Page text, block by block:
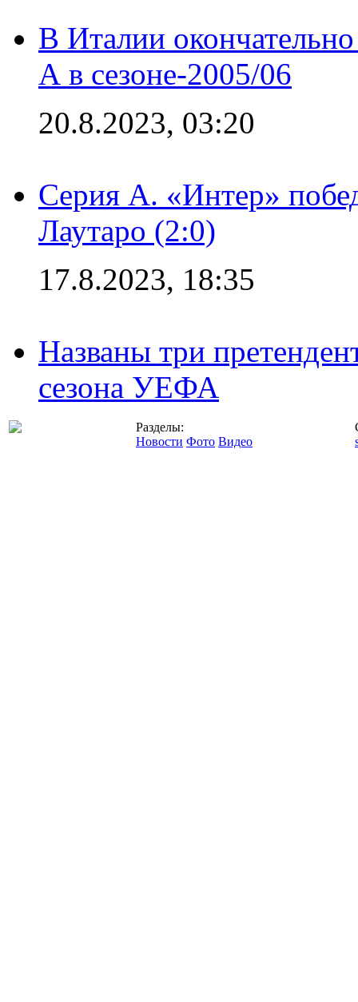
В Италии
А в сезоне-2005/06
20.8.2023, 03:20
Серия А. «Интер»
Лаутаро (2:0)
17.8.2023, 18:35
Названы три
сезона УЕФА
Разделы:
Новости Фото Видео